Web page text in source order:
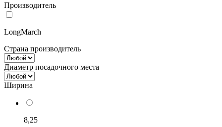
Производитель
LongMarch
Страна производитель
Диаметр посадочного места
Ширина
8,25